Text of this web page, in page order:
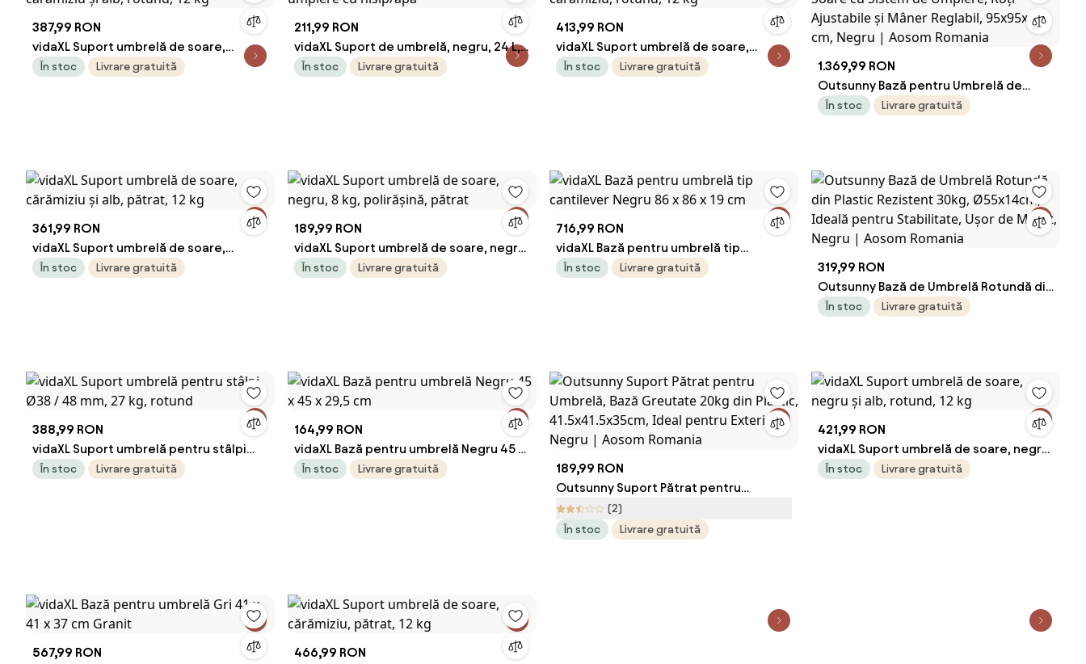
387,99 RON
vidaXL Suport umbrelă de soare,
cărămiziu și alb, rotund, 12 kg
În stoc Livrare gratuită
211,99 RON
vidaXL Suport de umbrelă, negru, 24 L,
umplere cu nisip/apă
În stoc Livrare gratuită
413,99 RON
vidaXL Suport umbrelă de soare,
cărămiziu, rotund, 12 kg
În stoc Livrare gratuită
1.369,99 RON
Outsunny Bază pentru Umbrelă de
Soare cu Sistem de Umplere, Roți
În stoc Livrare gratuită
361,99 RON
vidaXL Suport umbrelă de soare,
cărămiziu și alb, pătrat, 12 kg
În stoc Livrare gratuită
189,99 RON
vidaXL Suport umbrelă de soare, negru,
8 kg, polirășină, pătrat
În stoc Livrare gratuită
716,99 RON
vidaXL Bază pentru umbrelă tip
cantilever Negru 86 x 86 x 19 cm
În stoc Livrare gratuită
319,99 RON
Outsunny Bază de Umbrelă Rotundă din
Plastic Rezistent 30kg, Ø55x14cm,
În stoc Livrare gratuită
388,99 RON
vidaXL Suport umbrelă pentru stâlpi
Ø38 / 48 mm, 27 kg, rotund
În stoc Livrare gratuită
164,99 RON
vidaXL Bază pentru umbrelă Negru 45 x
45 x 29,5 cm
În stoc Livrare gratuită
189,99 RON
Outsunny Suport Pătrat pentru
Umbrelă, Bază Greutate 20kg din
Plastic, 41.5x41.5x35cm, Ideal pentru
(2)
În stoc
Livrare gratuită
421,99 RON
vidaXL Suport umbrelă de soare, negru
și alb, rotund, 12 kg
În stoc Livrare gratuită
567,99 RON
466,99 RON